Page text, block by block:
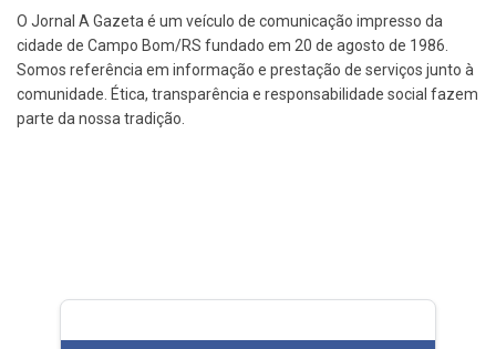
O Jornal A Gazeta é um veículo de comunicação impresso da
cidade de Campo Bom/RS fundado em 20 de agosto de 1986.
Somos referência em informação e prestação de serviços junto à
comunidade. Ética, transparência e responsabilidade social fazem
parte da nossa tradição.